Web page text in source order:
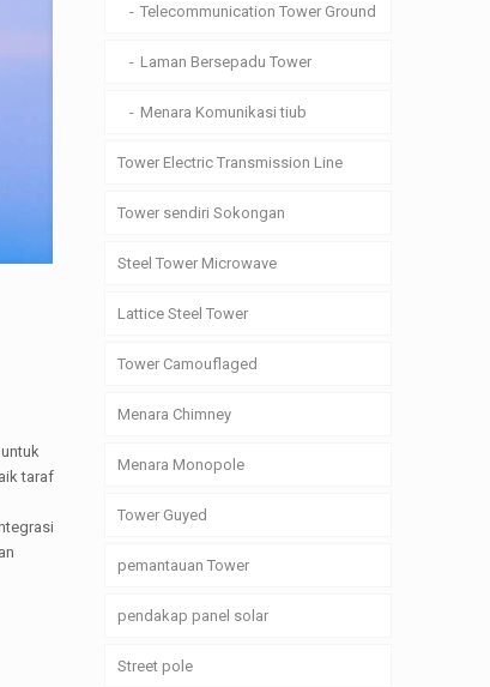
taraf
Telecommunication Tower Ground
Laman Bersepadu Tower
Menara Komunikasi tiub
Tower Electric Transmission Line
Tower sendiri Sokongan
Steel Tower Microwave
Lattice Steel Tower
Tower Camouflaged
Menara Chimney
Menara Monopole
Tower Guyed
pemantauan Tower
pendakap panel solar
Street pole